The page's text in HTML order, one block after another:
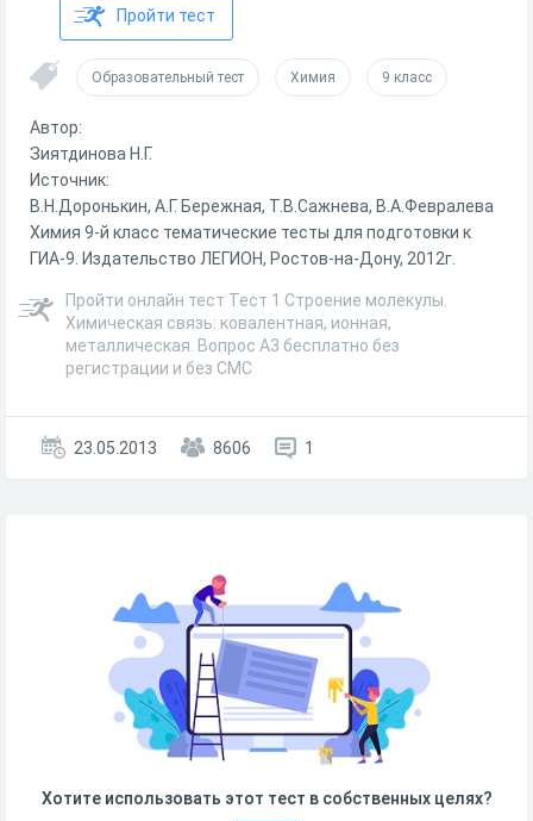
Пройти тест
Образовательный тест Химия 9 класс
Автор:
Зиятдинова Н.Г.
Источник:
В.Н.Доронькин, А.Г. Бережная, Т.В.Сажнева, В.А.Февралева
Химия 9-й класс тематические тесты для подготовки к
ГИА-9. Издательство ЛЕГИОН, Ростов-на-Дону, 2012г.
Пройти онлайн тест Тест 1 Строение молекулы.
Химическая связь: ковалентная, ионная,
металлическая. Вопрос А3 бесплатно без
регистрации и без СМС
23.05.2013 8606 1
Хотите использовать этот тест в собственных целях?